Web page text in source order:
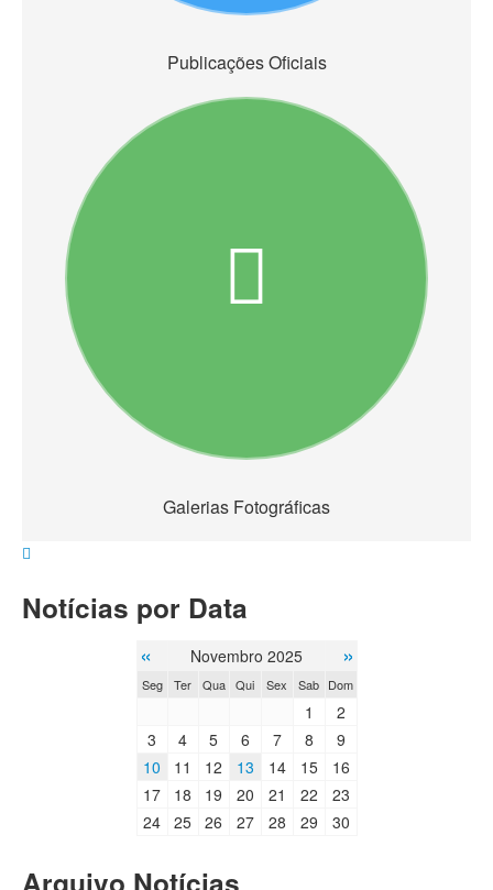
Publicações Oficiais
Galerias Fotográficas
Notícias por Data
« Novembro 2025 »
Seg Ter Qua Qui Sex Sab Dom
1
2
3
4 5 6 7 8
9
10
11 12 13 14 15
16
17
18 19 20 21 22
23
24 25 26 27 28 29 30